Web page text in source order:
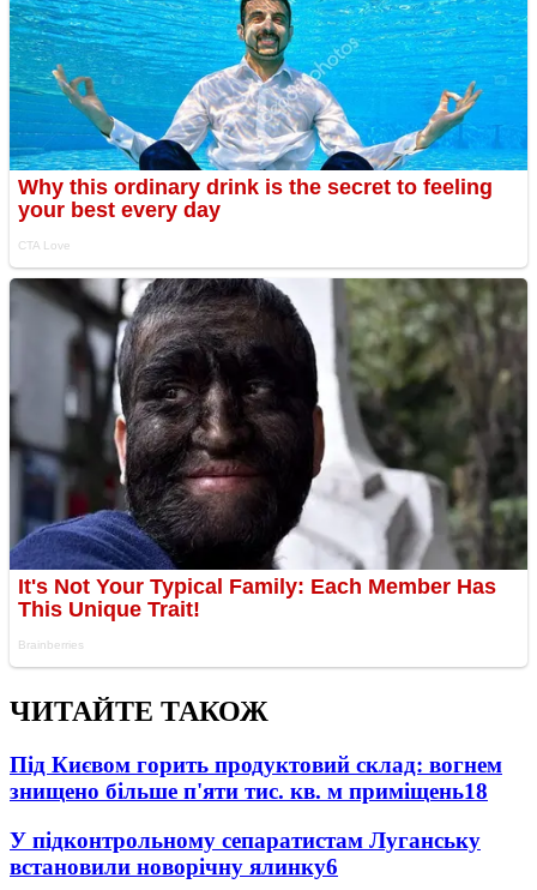
ЧИТАЙТЕ ТАКОЖ
Під Києвом горить продуктовий склад: вогнем
знищено більше п'яти тис. кв. м приміщень18
У підконтрольному сепаратистам Луганську
встановили новорічну ялинку6